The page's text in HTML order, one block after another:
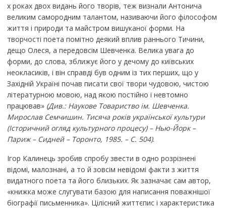
х роках двох видань його творів, теж визнали Антонича
великим самородним талантом, називаючи його філософом
життя і природи та майстром вишуканої форми. На
творчості поета помітно деякий вплив раннього Тичини,
дещо Олеся, а передовсім Шевченка. Велика увага до
форми, до слова, зближує його у дечому до київських
неокласиків, і він справді був одним із тих перших, що у
Західній Україні почав писати свої твори чудовою, чистою
літературною мовою, над якою постійно і невтомно
працював» (Див.: Наукове Товариство ім. Шевченка.
Мирослав Семчишин. Тисяча років української культури
(Історичний огляд культурного процесу) – Нью-Йорк –
Париж – Сидней – Торонто, 1985. – С. 504).
Ігор Калинець зробив спробу звести в одно розрізнені
відомі, малознані, а то й зовсім невідомі факти з життя
видатного поета та його близьких. Як зазначає сам автор,
«книжка може слугувати базою для написання поважнішої
біографії письменника». Цілісний життєпис і характеристика